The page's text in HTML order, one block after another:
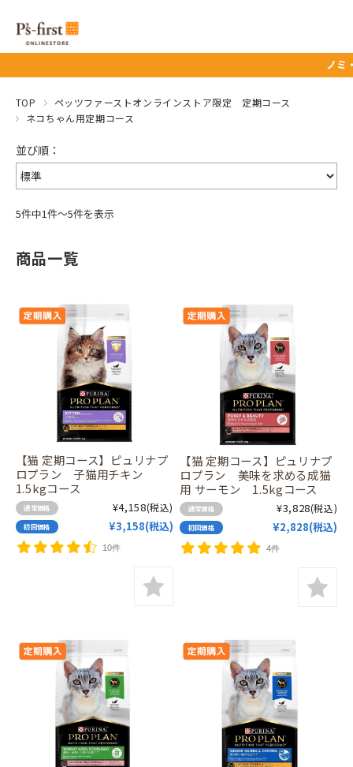
ノミ・
TOP
ペッツファーストオンラインストア限定 定期コース
ネコちゃん用定期コース
5件中1件～5件を表示
商品一覧
【猫 定期コース】ピュリナプ
ロプラン 子猫用チキン
1.5kgコース
通常価格 ¥4,158(税込)
初回価格 ¥3,158(税込)
10件
【猫 定期コース】ピュリナプ
ロプラン 美味を求める成猫
用 サーモン 1.5kgコース
通常価格 ¥3,828(税込)
初回価格 ¥2,828(税込)
4件